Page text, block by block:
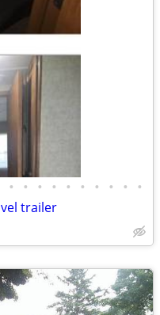
• • • • • • • • • •
trailer